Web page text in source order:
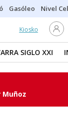
Gasóleo Nivel
Kiosko
SIGLO XXI